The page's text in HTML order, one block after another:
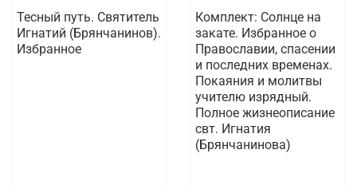
Тесный путь. Святитель
Игнатий (Брянчанинов).
Избранное
Комплект: Солнце на
закате. Избранное о
Православии, спасении
и последних временах.
Покаяния и молитвы
учителю изрядный.
Полное жизнеописание
свт. Игнатия
(Брянчанинова)